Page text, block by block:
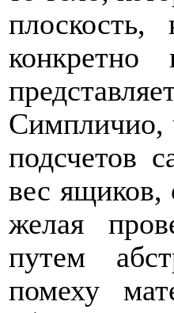
Симпличио,
подсчетов
вес ящиков,
желая
путем
помеху